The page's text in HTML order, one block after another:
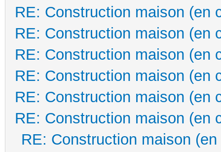
RE: Construction maison (en
RE: Construction maison (en
RE: Construction maison (en
RE: Construction maison (en
RE: Construction maison (en
RE: Construction maison (en
RE: Construction maison